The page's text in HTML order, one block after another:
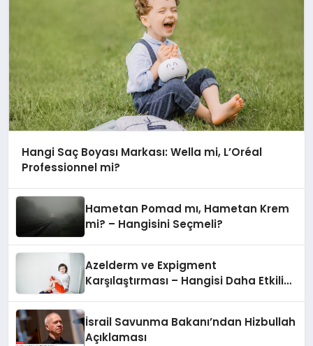
Hangi Saç Boyası Markası: Wella mi, L’Oréal
Professionnel mi?
Hametan Pomad mı, Hametan Krem
mi? – Hangisini Seçmeli?
Azelderm ve Expigment
Karşılaştırması – Hangisi Daha Etkili
İsrail Savunma Bakanı’ndan Hizbullah
Açıklaması